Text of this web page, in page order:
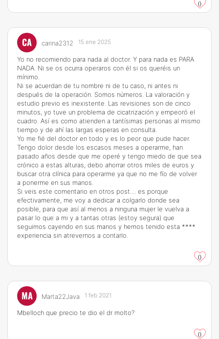
0
CA carina2312 15 ene 2025
Yo no recomiendo para nada al doctor. Y para nada es PARA
NADA. Ni se os ocurra operaros con él si os queréis un
mínimo.
Ni se acuerdan de tu nombre ni de tu caso, ni antes ni
después de la operación. Somos números. La valoración y
estudio previo es inexistente. Las revisiones son de cinco
minutos, yo tuve un problema de cicatrización y empeoró el
cuadro. Así es como atienden a tantísimas personas al mismo
tiempo y de ahí las largas esperas en consulta.
Yo me fié del doctor en todo y es lo peor que pude hacer.
Tengo dolor desde los escasos meses a operarme, han
pasado años desde que me operé y tengo miedo de que sea
crónico a estas alturas, debo ahorrar otros miles de euros y
buscar otra clínica para operarme ya que no me fío de volver
a ponerme en sus manos.
Si veis este comentario en otros post.... es porque
efectivamente, me voy a dedicar a colgarlo donde sea
posible, para que así al menos a ninguna mujer le vuelva a
pasar lo que a mi y a tantas otras (estoy segura) que
seguimos cayendo en sus manos y hemos tenido esta ****
experiencia sin atrevernos a contarlo.
0
MA Marta22Java 1 feb 2021
Mbelloch que precio te dio el dr molto?
0